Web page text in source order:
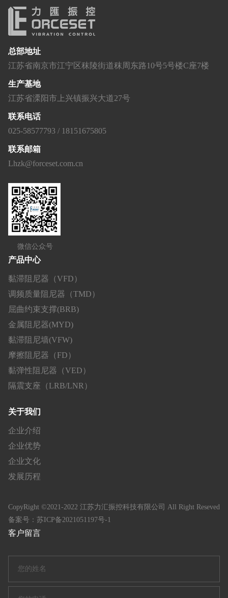
总部地址
江苏省南京市江宁区秣陵街道秣周东路10号5号楼C座7楼
生产基地
江苏省溧阳市上兴镇振兴大道27号
联系电话
025-58577793 / 18151675805
联系邮箱
Lhzk@forceset.com.cn
微信公众号
产品中心
黏滞阻尼器（VFD）
调频质量阻尼器（TMD）
屈曲约束支撑(BRB)
金属阻尼器(MYD)
黏滞阻尼墙(VFW)
摩擦阻尼器（FD）
黏弹性阻尼器（VED）
隔震支座（LRB/LNR）
关于我们
企业介绍
企业优势
企业文化
发展历程
CopyRight ©2021-2022 江苏力汇振控科技有限公司 All Right Reseved
备案号： 苏ICP备2021051197号-1
客户留言